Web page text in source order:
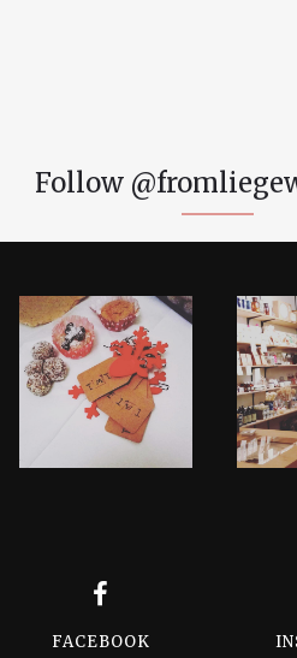
Follow
FACEBOOK